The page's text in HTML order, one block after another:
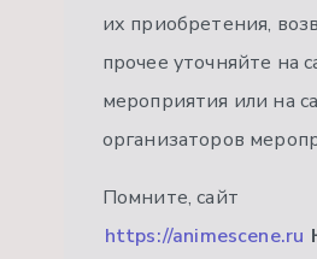
их приобретения,
прочее уточняйте на
мероприятия или на
организаторов
Помните, сайт
https://animescene.ru